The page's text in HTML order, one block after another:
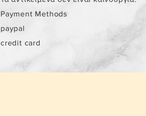
Payment Methods
paypal
credit card